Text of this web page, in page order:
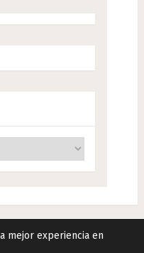
mejor experiencia en